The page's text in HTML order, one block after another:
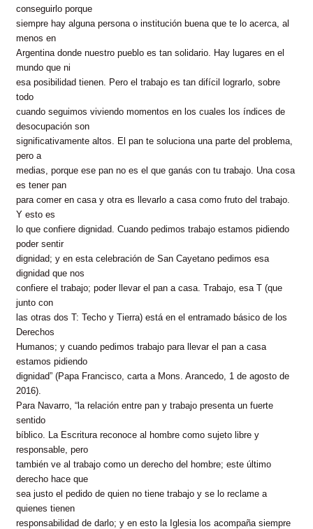
conseguirlo porque
siempre hay alguna persona o institución buena que te lo acerca, al
menos en
Argentina donde nuestro pueblo es tan solidario. Hay lugares en el
mundo que ni
esa posibilidad tienen. Pero el trabajo es tan difícil lograrlo, sobre
todo
cuando seguimos viviendo momentos en los cuales los índices de
desocupación son
significativamente altos. El pan te soluciona una parte del problema,
pero a
medias, porque ese pan no es el que ganás con tu trabajo. Una cosa
es tener pan
para comer en casa y otra es llevarlo a casa como fruto del trabajo.
Y esto es
lo que confiere dignidad. Cuando pedimos trabajo estamos pidiendo
poder sentir
dignidad; y en esta celebración de San Cayetano pedimos esa
dignidad que nos
confiere el trabajo; poder llevar el pan a casa. Trabajo, esa T (que
junto con
las otras dos T: Techo y Tierra) está en el entramado básico de los
Derechos
Humanos; y cuando pedimos trabajo para llevar el pan a casa
estamos pidiendo
dignidad” (Papa Francisco, carta a Mons. Arancedo, 1 de agosto de
2016).
Para Navarro, “la relación entre pan y trabajo presenta un fuerte
sentido
bíblico. La Escritura reconoce al hombre como sujeto libre y
responsable, pero
también ve al trabajo como un derecho del hombre; este último
derecho hace que
sea justo el pedido de quien no tiene trabajo y se lo reclame a
quienes tienen
responsabilidad de darlo; y en esto la Iglesia los acompaña siempre